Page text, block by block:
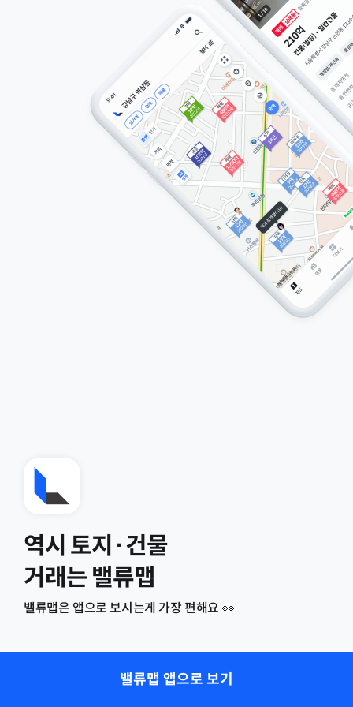
역시 토지·건물
거래는 밸류맵
밸류맵은 앱으로 보시는게 가장 편해요 👀
밸류맵 앱으로 보기